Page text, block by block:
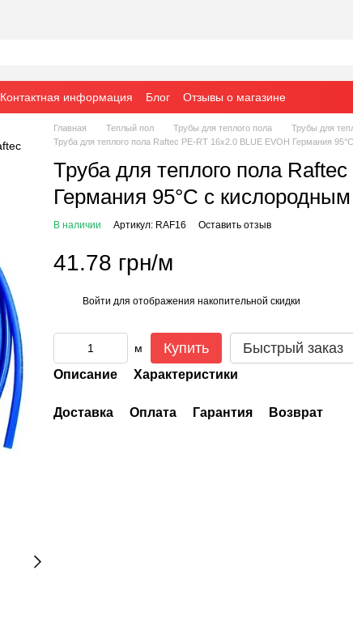
Контактная информация Блог Отзывы о магазине
Главная Теплый пол Трубы для теплого пола
Трубы для
Труба для теплого пола Raftec PE-RT 16x2.0 BLUE EVOH Германия
Труба для теплого пола
Германия 95°C с
В наличии Артикул: RAF16 Оставить отзыв
41.78 грн/м
Войти для отображения накопительной скидки
м Купить Быстрый заказ
Описание Характеристики
Доставка Оплата Гарантия Возврат